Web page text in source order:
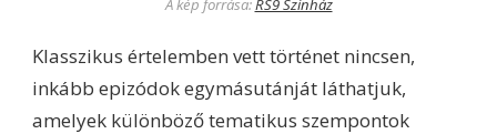
A kép forrása:RS9 Színház
Klasszikus értelemben vett történet nincsen,
inkább epizódok egymásutánját láthatjuk,
amelyek különböző tematikus szempontok